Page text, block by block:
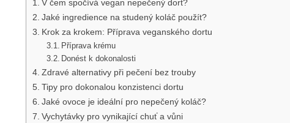
V čem spočívá vegan nepečený dort?
Jaké ingredience na studený koláč použít?
Krok za krokem: Příprava veganského dortu
Příprava krému
Donést k dokonalosti
Zdravé alternativy při pečení bez trouby
Tipy pro dokonalou konzistenci dortu
Jaké ovoce je ideální pro nepečený koláč?
Vychytávky pro vynikající chuť a vůni